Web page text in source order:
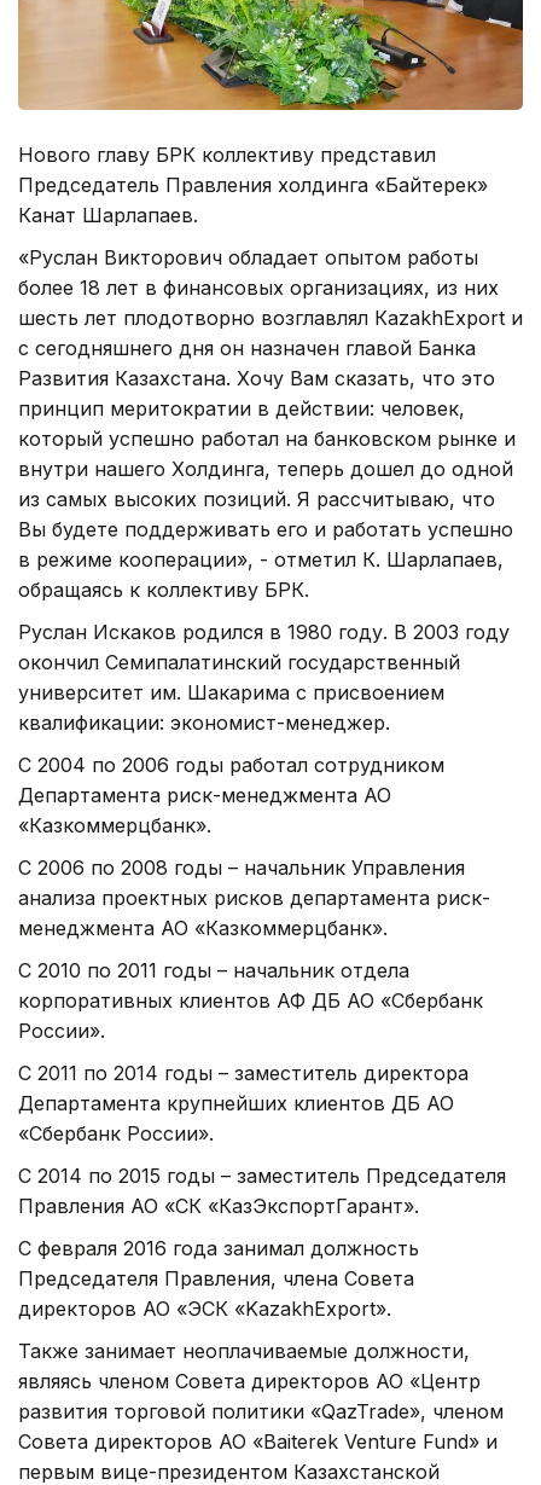
Нового главу БРК коллективу представил
Председатель Правления холдинга «Байтерек»
Канат Шарлапаев.
«Руслан Викторович обладает опытом работы
более 18 лет в финансовых организациях, из них
шесть лет плодотворно возглавлял КаzakhExport и
с сегодняшнего дня он назначен главой Банка
Развития Казахстана. Хочу Вам сказать, что это
принцип меритократии в действии: человек,
который успешно работал на банковском рынке и
внутри нашего Холдинга, теперь дошел до одной
из самых высоких позиций. Я рассчитываю, что
Вы будете поддерживать его и работать успешно
в режиме кооперации», - отметил К. Шарлапаев,
обращаясь к коллективу БРК.
Руслан Искаков родился в 1980 году. В 2003 году
окончил Семипалатинский государственный
университет им. Шакарима с присвоением
квалификации: экономист-менеджер.
С 2004 по 2006 годы работал сотрудником
Департамента риск-менеджмента АО
«Казкоммерцбанк».
С 2006 по 2008 годы – начальник Управления
анализа проектных рисков департамента риск-
менеджмента АО «Казкоммерцбанк».
С 2010 по 2011 годы – начальник отдела
корпоративных клиентов АФ ДБ АО «Сбербанк
России».
С 2011 по 2014 годы – заместитель директора
Департамента крупнейших клиентов ДБ АО
«Сбербанк России».
С 2014 по 2015 годы – заместитель Председателя
Правления АО «СК «КазЭкспортГарант».
С февраля 2016 года занимал должность
Председателя Правления, члена Совета
директоров АО «ЭСК «KazakhExport».
Также занимает неоплачиваемые должности,
являясь членом Совета директоров АО «Центр
развития торговой политики «QazTrade», членом
Совета директоров АО «Baiterek Venture Fund» и
первым вице-президентом Казахстанской